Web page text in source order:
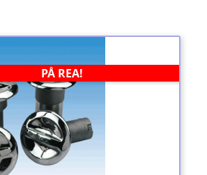
PÅ REA!